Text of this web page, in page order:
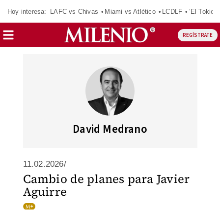
Hoy interesa: LAFC vs Chivas Miami vs Atlético LCDLF ‘El Tokio’
REGÍSTRATE
David Medrano
11.02.2026/
Cambio de planes para Javier
Aguirre